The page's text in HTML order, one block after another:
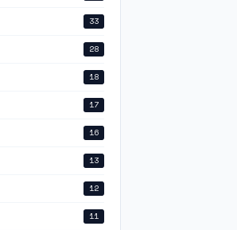
33
28
18
17
16
13
12
11